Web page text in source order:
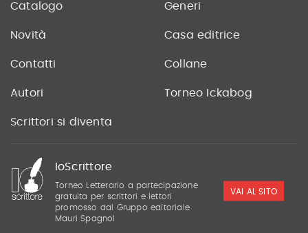
Catalogo Generi
Novità Casa editrice
Contatti Collane
Autori Torneo Ickabog
Scrittori si diventa
IoScrittore
Torneo Letterario a partecipazione
gratuita per scrittori e lettori
promosso dal Gruppo editoriale
Mauri Spagnol
VAI AL SITO